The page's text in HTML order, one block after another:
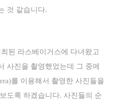
것 같습니다.
된 라스베이거스에 다녀왔고
사진을 촬영했었는데 그 중에
를 이용해서 촬영한 사진들을
도록 하겠습니다. 사진들의 순